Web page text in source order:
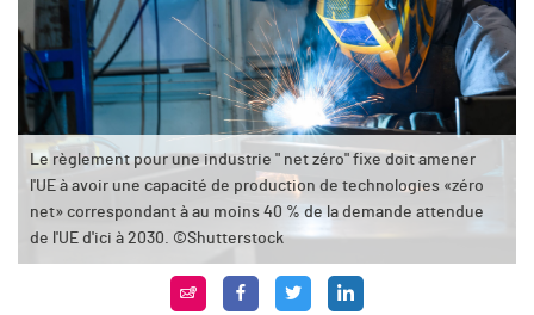
Le règlement pour une industrie " net zéro" fixe doit amener
l'UE à avoir une capacité de production de technologies «zéro
net» correspondant à au moins 40 % de la demande attendue
de l'UE d'ici à 2030. ©Shutterstock